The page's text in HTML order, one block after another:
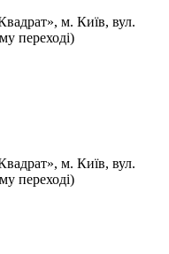
м. Київ, вул.
переході)
м. Київ, вул.
переході)